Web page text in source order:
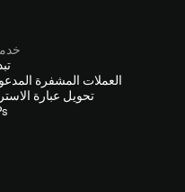
العملات المشفرة
تحويل عبارة